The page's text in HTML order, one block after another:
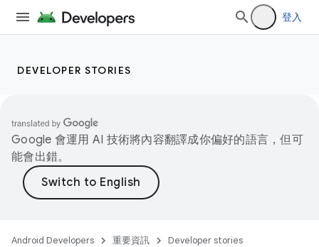
登入
DEVELOPER STORIES
Google 會運用 AI 技術將內容翻譯成你偏好的語言，但可
能會出錯。
Android Developers 重要資訊 Developer stories